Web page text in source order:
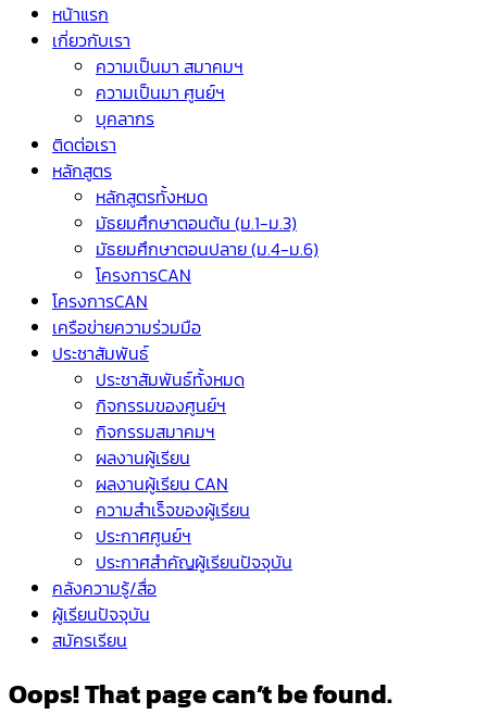
หน้าแรก
เกี่ยวกับเรา
ความเป็นมา สมาคมฯ
ความเป็นมา ศูนย์ฯ
บุคลากร
ติดต่อเรา
หลักสูตร
หลักสูตรทั้งหมด
มัธยมศึกษาตอนต้น (ม.1-ม.3)
มัธยมศึกษาตอนปลาย (ม.4-ม.6)
โครงการCAN
โครงการCAN
เครือข่ายความร่วมมือ
ประชาสัมพันธ์
ประชาสัมพันธ์ทั้งหมด
กิจกรรมของศูนย์ฯ
กิจกรรมสมาคมฯ
ผลงานผู้เรียน
ผลงานผู้เรียน CAN
ความสำเร็จของผู้เรียน
ประกาศศูนย์ฯ
ประกาศสำคัญผู้เรียนปัจจุบัน
คลังความรู้/สื่อ
ผู้เรียนปัจจุบัน
สมัครเรียน
Oops! That page can’t be found.